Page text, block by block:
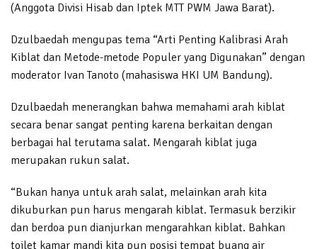
(Anggota Divisi Hisab dan Iptek MTT PWM Jawa Barat).
Dzulbaedah mengupas tema “Arti Penting Kalibrasi Arah
Kiblat dan Metode-metode Populer yang Digunakan” dengan
moderator Ivan Tanoto (mahasiswa HKI UM Bandung).
Dzulbaedah menerangkan bahwa memahami arah kiblat
secara benar sangat penting karena berkaitan dengan
berbagai hal terutama salat. Mengarah kiblat juga
merupakan rukun salat.
“Bukan hanya untuk arah salat, melainkan arah kita
dikuburkan pun harus mengarah kiblat. Termasuk berzikir
dan berdoa pun dianjurkan mengarahkan kiblat. Bahkan
toilet kamar mandi kita pun posisi tempat buang air